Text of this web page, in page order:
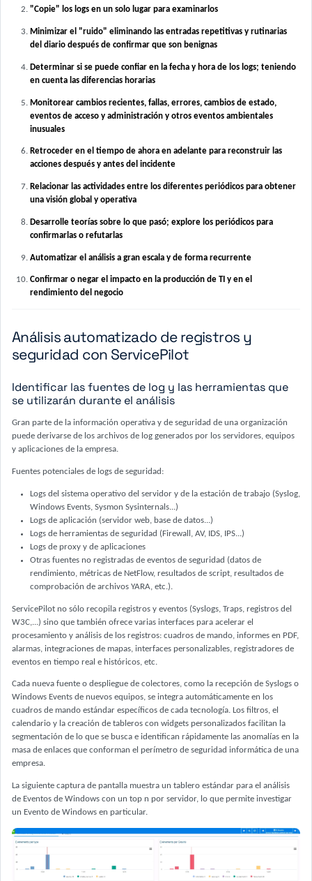
"Copie" los logs en un solo lugar para examinarlos
Minimizar el "ruido" eliminando las entradas repetitivas y rutinarias
del diario después de confirmar que son benignas
Determinar si se puede confiar en la fecha y hora de los logs; teniendo
en cuenta las diferencias horarias
Monitorear cambios recientes, fallas, errores, cambios de estado,
eventos de acceso y administración y otros eventos ambientales
inusuales
Retroceder en el tiempo de ahora en adelante para reconstruir las
acciones después y antes del incidente
Relacionar las actividades entre los diferentes periódicos para obtener
una visión global y operativa
Desarrolle teorías sobre lo que pasó; explore los periódicos para
confirmarlas o refutarlas
Automatizar el análisis a gran escala y de forma recurrente
Confirmar o negar el impacto en la producción de TI y en el
rendimiento del negocio
Análisis automatizado de registros y
seguridad con ServicePilot
Identificar las fuentes de log y las herramientas que
se utilizarán durante el análisis
Gran parte de la información operativa y de seguridad de una organización
puede derivarse de los archivos de log generados por los servidores, equipos
y aplicaciones de la empresa.
Fuentes potenciales de logs de seguridad:
Logs del sistema operativo del servidor y de la estación de trabajo (Syslog,
Windows Events, Sysmon Sysinternals...)
Logs de aplicación (servidor web, base de datos...)
Logs de herramientas de seguridad (Firewall, AV, IDS, IPS...)
Logs de proxy y de aplicaciones
Otras fuentes no registradas de eventos de seguridad (datos de
rendimiento, métricas de NetFlow, resultados de script, resultados de
comprobación de archivos YARA, etc.).
ServicePilot no sólo recopila registros y eventos (Syslogs, Traps, registros del
W3C,...) sino que también ofrece varias interfaces para acelerar el
procesamiento y análisis de los registros: cuadros de mando, informes en PDF,
alarmas, integraciones de mapas, interfaces personalizables, registradores de
eventos en tiempo real e históricos, etc.
Cada nueva fuente o despliegue de colectores, como la recepción de Syslogs o
Windows Events de nuevos equipos, se integra automáticamente en los
cuadros de mando estándar específicos de cada tecnología. Los filtros, el
calendario y la creación de tableros con widgets personalizados facilitan la
segmentación de lo que se busca e identifican rápidamente las anomalías en la
masa de enlaces que conforman el perímetro de seguridad informática de una
empresa.
La siguiente captura de pantalla muestra un tablero estándar para el análisis
de Eventos de Windows con un top n por servidor, lo que permite investigar
un Evento de Windows en particular.